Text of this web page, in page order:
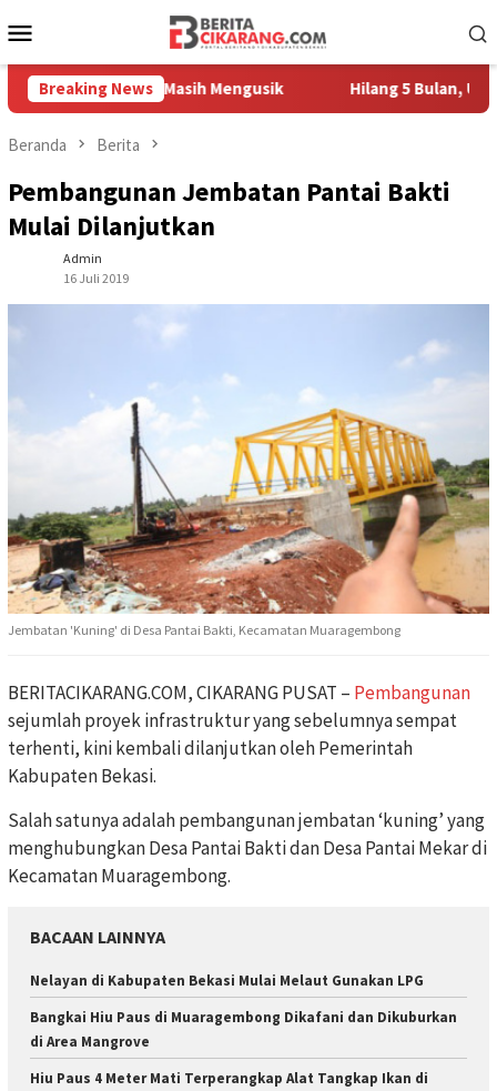
ke
Mobile
Breaking News
Masih Mengusik Hilang 5 Bulan, Ustadz
Beranda Berita
Pembangunan Jembatan Pantai Bakti
Mulai Dilanjutkan
Admin
16 Juli 2019
Jembatan 'Kuning' di Desa Pantai Bakti, Kecamatan Muaragembong
BERITACIKARANG.COM, CIKARANG PUSAT – Pembangunan
sejumlah proyek infrastruktur yang sebelumnya sempat
terhenti, kini kembali dilanjutkan oleh Pemerintah
Kabupaten Bekasi.
Salah satunya adalah pembangunan jembatan ‘kuning’ yang
menghubungkan Desa Pantai Bakti dan Desa Pantai Mekar di
Kecamatan Muaragembong.
BACAAN LAINNYA
Nelayan di Kabupaten Bekasi Mulai Melaut Gunakan LPG
Bangkai Hiu Paus di Muaragembong Dikafani dan Dikuburkan
di Area Mangrove
Hiu Paus 4 Meter Mati Terperangkap Alat Tangkap Ikan di